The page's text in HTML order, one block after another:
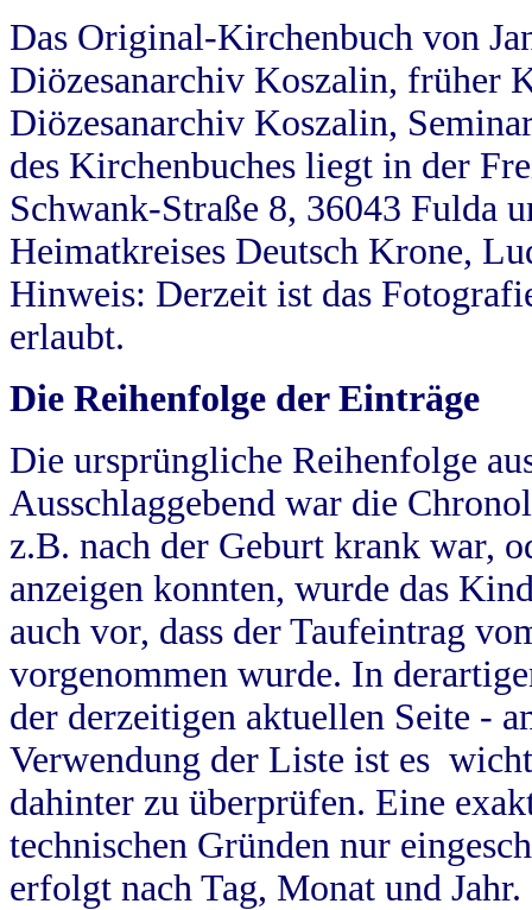
Das Original-Kirchenbuch von
Diözesanarchiv Koszalin, früher
Diözesanarchiv Koszalin,
des Kirchenbuches liegt in der
Schwank-Straße 8, 36043 Fulda
Heimatkreises Deutsch Krone,
Hinweis: Derzeit ist das
erlaubt.
Die Reihenfolge der Einträge
Die ursprüngliche Reihenfolge
Ausschlaggebend war die
z.B. nach der Geburt krank war,
anzeigen konnten, wurde das
auch vor, dass der Taufeintrag
vorgenommen wurde. In
der derzeitigen aktuellen Seite -
Verwendung der Liste ist es
dahinter zu überprüfen. Eine
technischen Gründen nur
erfolgt nach Tag, Monat und Jahr.